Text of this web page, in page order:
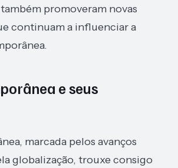
promoveram novas
continuam a influenciar a
e seus
marcada pelos avanços
globalização, trouxe consigo